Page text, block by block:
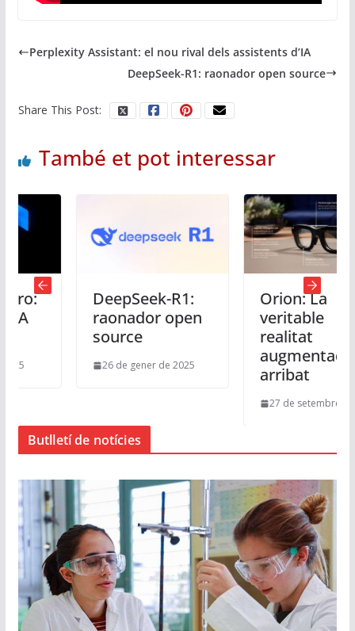
Perplexity Assistant: el nou rival dels assistents d’IA
DeepSeek-R1: raonador open source
Share This Post:
També et pot interessar
DeepSeek-R1:
raonador open
source
26 de gener de 2025
Orion: La
veritable
realitat
augmentada ha
arribat
27 de setembre de 2024
Butlletí de notícies